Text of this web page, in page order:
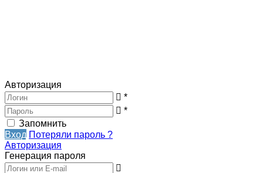
Авторизация
*
*
Запомнить
Вход Потеряли пароль ?
Авторизация
Генерация пароля